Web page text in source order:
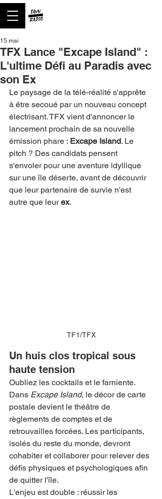
TFX Lance "Excape Island" :
L'ultime Défi au Paradis avec
son Ex
15 mai
Le paysage de la télé-réalité s'apprête
à être secoué par un nouveau concept
électrisant. TFX vient d'annoncer le
lancement prochain de sa nouvelle
émission phare : Excape Island. Le
pitch ? Des candidats pensent
s'envoler pour une aventure idyllique
sur une île déserte, avant de découvrir
que leur partenaire de survie n'est
autre que leur ex.
TF1/TFX
Un huis clos tropical sous
haute tension
Oubliez les cocktails et le farniente.
Dans Excape Island, le décor de carte
postale devient le théâtre de
règlements de comptes et de
retrouvailles forcées. Les participants,
isolés du reste du monde, devront
cohabiter et collaborer pour relever des
défis physiques et psychologiques afin
de quitter l'île.
L'enjeu est double : réussir les